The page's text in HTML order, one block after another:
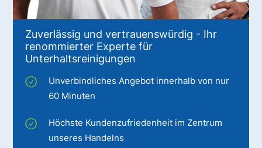
Zuverlässig und vertrauenswürdig - Ihr
renommierter Experte für
Unterhaltsreinigungen
Unverbindliches Angebot innerhalb von nur
60 Minuten
Höchste Kundenzufriedenheit im Zentrum
unseres Handelns